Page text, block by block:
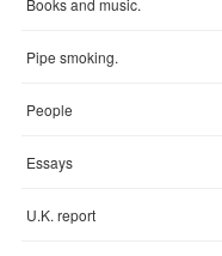
Books and music.
Pipe smoking.
People
Essays
U.K. report